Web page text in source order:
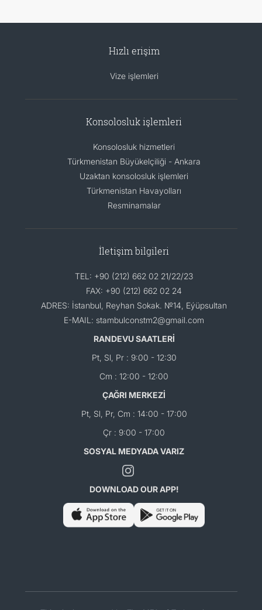
Hızlı erişim
Vize işlemleri
Konsolosluk işlemleri
Konsolosluk hizmetleri
Türkmenistan Büyükelçiliği - Ankara
Uzaktan konsolosluk işlemleri
Türkmenistan Havayolları
Resminamalar
İletişim bilgileri
TEL: +90 (212) 662 02 21/22/23
FAX: +90 (212) 662 02 24
ADRES: İstanbul, Reyhan Sokak. №14, Eýüpsultan
E-MAIL: stambulconstm2@gmail.com
RANDEVU SAATLERİ
Pt, Sl, Pr : 9:00 - 12:30
Cm : 12:00 - 12:00
ÇAĞRI MERKEZİ
Pt, Sl, Pr, Cm : 14:00 - 17:00
Çr : 9:00 - 17:00
SOSYAL MEDYADA VARIZ
DOWNLOAD OUR APP!